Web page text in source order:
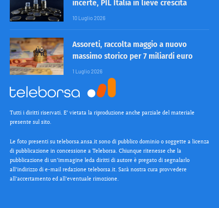
incerte, PIL Italia in lieve crescita
10 Luglio 2026
Assoreti, raccolta maggio a nuovo
massimo storico per 7 miliardi euro
1 Luglio 2026
Tutti i diritti riservati. E’ vietata la riproduzione anche parziale del materiale
presente sul sito.
Le foto presenti su teleborsa.ansa.it sono di pubblico dominio o soggette a licenza
di pubblicazione in concessione a Teleborsa. Chiunque ritenesse che la
pubblicazione di un’immagine leda diritti di autore è pregato di segnalarlo
all’indirizzo di e-mail redazione teleborsa.it. Sarà nostra cura provvedere
all’accertamento ed all’eventuale rimozione.